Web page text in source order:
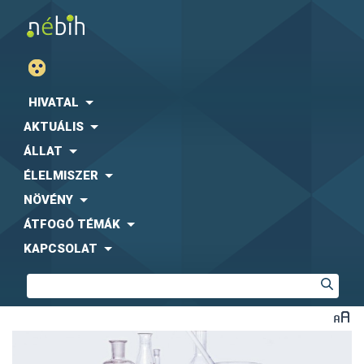
HIVATAL
AKTUÁLIS
ÁLLAT
ÉLELMISZER
NÖVÉNY
ÁTFOGÓ TÉMÁK
KAPCSOLAT